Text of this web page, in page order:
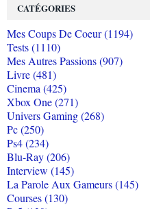
CATÉGORIES
Mes Coups De Coeur (1194)
Tests (1110)
Mes Autres Passions (907)
Livre (481)
Cinema (425)
Xbox One (271)
Univers Gaming (268)
Pc (250)
Ps4 (234)
Blu-Ray (206)
Interview (145)
La Parole Aux Gameurs (145)
Courses (130)